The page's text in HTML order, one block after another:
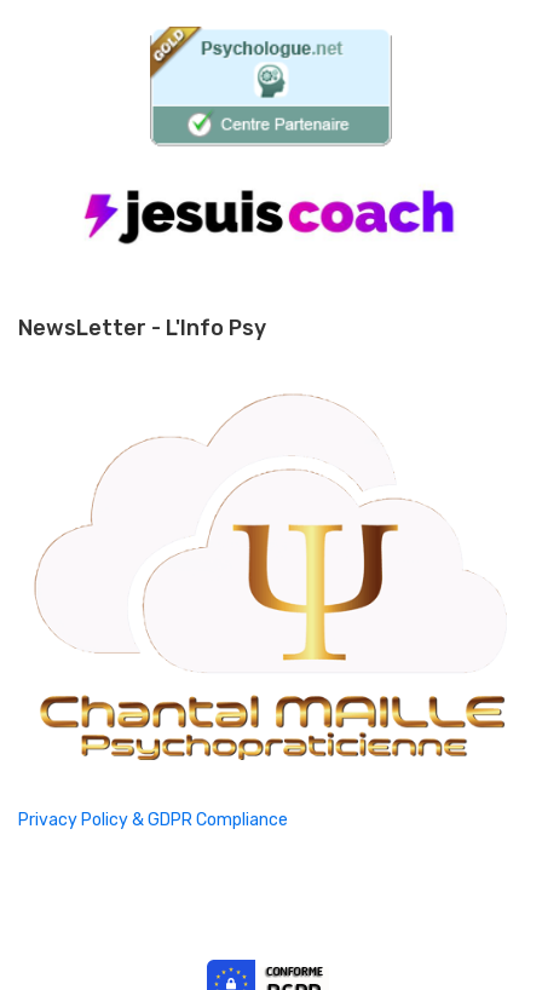
NewsLetter - L'Info Psy
Privacy Policy & GDPR Compliance